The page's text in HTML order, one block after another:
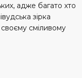
адже багато хто
зірка
сміливому